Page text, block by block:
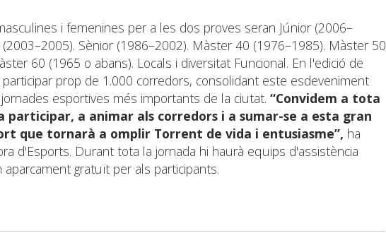
i femenines per a les dos proves seran Júnior (2006–
Sènior (1986–2002). Màster 40 (1976–1985). Màster 50
60 (1965 o abans). Locals i diversitat Funcional. En l'edició de
participar prop de 1.000 corredors, consolidant este esdeveniment
esportives més importants de la ciutat. “Convidem a tota
participar, a animar als corredors i a sumar-se a esta gran
que tornarà a omplir Torrent de vida i entusiasme”, ha
d'Esports. Durant tota la jornada hi haurà equips d'assistència
aparcament gratuït per als participants.